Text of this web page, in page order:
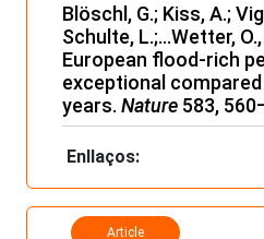
Blöschl, G.; Kiss, A.;
Schulte, L.;…Wetter,
European flood-rich
exceptional
years. Nature 583,
Enllaços:
Article